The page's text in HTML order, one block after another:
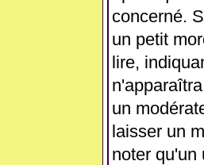
concerné.
un petit
lire,
un
laisser un
noter qu'un